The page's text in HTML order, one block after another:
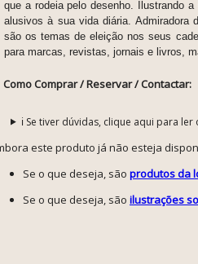
que a rodeia pelo desenho. Ilustrando
alusivos à sua vida diária. Admiradora
são os temas de eleição nos seus
para marcas, revistas, jornais e livros,
Como Comprar / Reservar / Contactar:
ℹ️ Se tiver dúvidas, clique aqui para
este produto já não esteja
Se o que deseja, são produtos da
Se o que deseja, são ilustrações